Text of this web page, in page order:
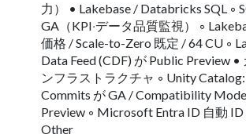
⼒） • Lakebase / Databricks SQL ◦
GA（KPI‧データ品質監視） ◦
価格 / Scale-to-Zero 既定 / 64 CU ◦
Data Feed (CDF) が Public Preview •
ンフラストラクチャ ◦ Unity
Commits が GA / Compatibility
Preview ◦ Microsoft Entra ID ⾃動 ID
Other